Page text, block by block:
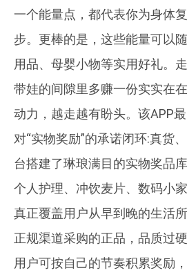
一个能量点，都代表你为身体
步。更棒的是，这些能量可以
用品、母婴小物等实用好礼。
带娃的间隙里多赚一份实实在
动力，越走越有盼头。该APP
对“实物奖励”的承诺闭环:真货
台搭建了琳琅满目的实物奖品
个人护理、冲饮麦片、数码小
真正覆盖用户从早到晚的生活
正规渠道采购的正品，品质过
用户可按自己的节奏积累奖励